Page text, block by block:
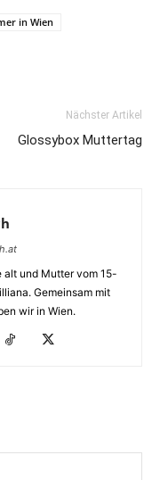
in Wien
Nächster Artikel
Glossybox Muttertag
alt und Mutter vom 15-
Gemeinsam mit
wir in Wien.